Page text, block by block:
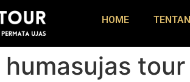
HOME
humasujas tour